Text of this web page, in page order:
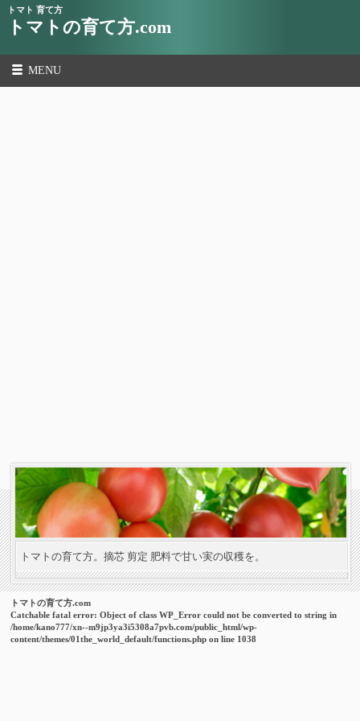
トマト 育て方
トマトの育て方.com
MENU
トマトの育て方。摘芯 剪定 肥料で甘い実の収穫を。
トマトの育て方.com
Catchable fatal error: Object of class WP_Error could not be converted to string in
/home/kano777/xn--m9jp3ya3i5308a7pvb.com/public_html/wp-
content/themes/01the_world_default/functions.php on line 1038